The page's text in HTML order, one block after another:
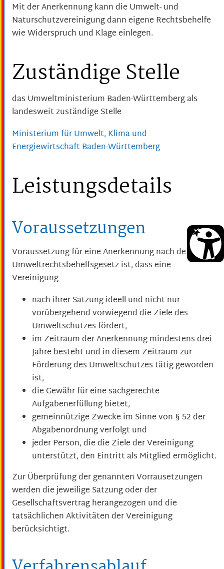
Mit der Anerkennung kann die Umwelt- und
Naturschutzvereinigung dann eigene Rechtsbehelfe
wie Widerspruch und Klage einlegen.
Zuständige Stelle
das Umweltministerium Baden-Württemberg als
landesweit zuständige Stelle
Ministerium für Umwelt, Klima und
Energiewirtschaft Baden-Württemberg
Leistungsdetails
Voraussetzungen
Voraussetzung für eine Anerkennung nach dem
Umweltrechtsbehelfsgesetz ist, dass eine
Vereinigung
nach ihrer Satzung ideell und nicht nur
vorübergehend vorwiegend die Ziele des
Umweltschutzes fördert,
im Zeitraum der Anerkennung mindestens drei
Jahre besteht und in diesem Zeitraum zur
Förderung des Umweltschutzes tätig geworden
ist,
die Gewähr für eine sachgerechte
Aufgabenerfüllung bietet,
gemeinnützige Zwecke im Sinne von § 52 der
Abgabenordnung verfolgt und
jeder Person, die die Ziele der Vereinigung
unterstützt, den Eintritt als Mitglied ermöglicht.
Zur Überprüfung der genannten Vorrausetzungen
werden die jeweilige Satzung oder der
Gesellschaftsvertrag herangezogen und die
tatsächlichen Aktivitäten der Vereinigung
berücksichtigt.